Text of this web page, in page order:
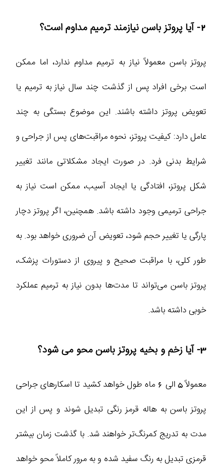
2- آیا پروتز باسن نیازمند ترمیم مداوم است؟
پروتز باسن معمولاً نیاز به ترمیم مداوم ندارد، اما ممکن
است برخی افراد پس از گذشت چند سال نیاز به ترمیم یا
تعویض پروتز داشته باشند. این موضوع بستگی به چند
عامل دارد: کیفیت پروتز، نحوه مراقبت‌های پس از جراحی و
شرایط بدنی فرد. در صورت ایجاد مشکلاتی مانند تغییر
شکل پروتز، افتادگی یا ایجاد آسیب، ممکن است نیاز به
جراحی ترمیمی وجود داشته باشد. همچنین، اگر پروتز دچار
پارگی یا تغییر حجم شود، تعویض آن ضروری خواهد بود. به
طور کلی، با مراقبت صحیح و پیروی از دستورات پزشک،
پروتز باسن می‌تواند تا مدت‌ها بدون نیاز به ترمیم عملکرد
خوبی داشته باشد.
3- آیا زخم و بخیه پروتز باسن محو می شود؟
معمولاً 5 الی 6 ماه طول خواهد کشید تا اسکارهای جراحی
پروتز باسن به هاله قرمز رنگی تبدیل شوند و پس از این
مدت به تدریج کمرنگ‌تر خواهند شد. با گذشت زمان بیشتر
قرمزی تبدیل به رنگ سفید شده و به مرور کاملاً محو خواهد